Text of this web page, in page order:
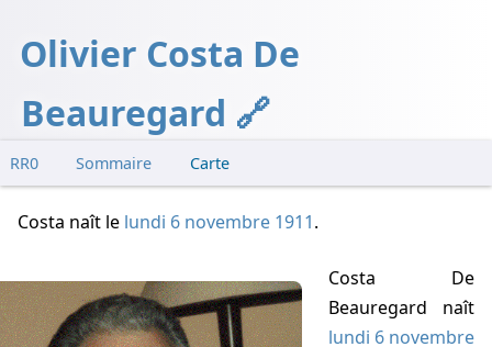
Olivier Costa De
Beauregard
RR0 Sommaire
CNRS
Paranormal et autres sujets en marge
Carte
Costa naît le lundi 6 novembre 1911.
Costa De
Beauregard naît
lundi 6 novembre